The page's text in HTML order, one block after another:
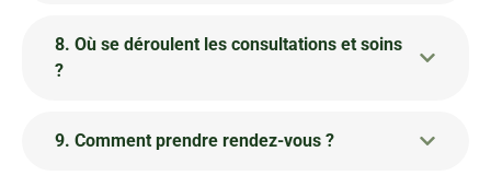
8. Où se déroulent les consultations et soins
?
9. Comment prendre rendez-vous ?